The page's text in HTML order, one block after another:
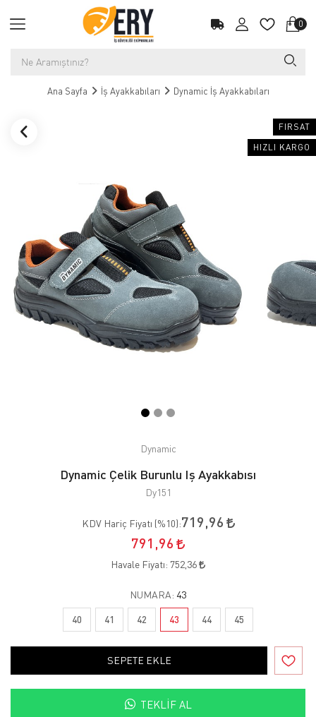
0
Ana Sayfa İş Ayakkabıları Dynamic İş Ayakkabıları
FIRSAT
HIZLI KARGO
Dynamic
Dynamic Çelik Burunlu Iş Ayakkabısı
Dy151
KDV Hariç Fiyatı (%10):719,96
791,96
Havale Fiyatı: 752,36
NUMARA: 43
40 41 42 43 44 45
SEPETE EKLE
TEKLIF AL